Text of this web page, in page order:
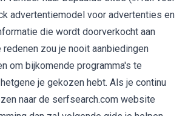
advertentiemodel voor advertenties en
die wordt doorverkocht aan
redenen zou je nooit aanbiedingen
om bijkomende programma's te
je gekozen hebt. Als je continu
naar de serfsearch.com website